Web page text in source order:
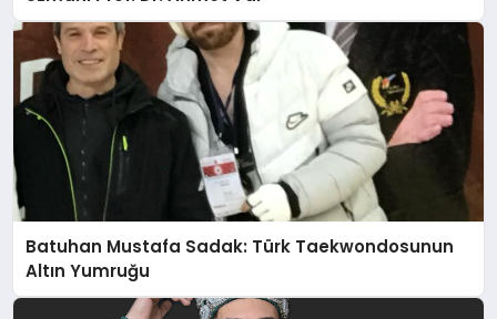
Batuhan Mustafa Sadak: Türk Taekwondosunun
Altın Yumruğu